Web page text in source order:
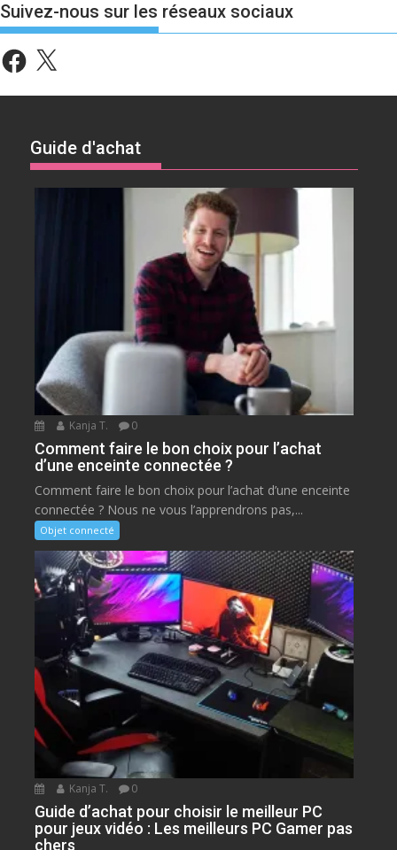
Suivez-nous sur les réseaux sociaux
Facebook
X
Guide d'achat
Kanja T. 0
Comment faire le bon choix pour l’achat
d’une enceinte connectée ?
Comment faire le bon choix pour l’achat d’une enceinte
connectée ? Nous ne vous l’apprendrons pas,...
Objet connecté
Kanja T. 0
Guide d’achat pour choisir le meilleur PC
pour jeux vidéo : Les meilleurs PC Gamer pas
chers